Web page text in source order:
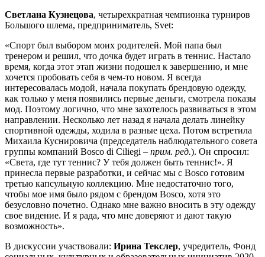
Светлана Кузнецова, четырехкратная чемпионка турниров
Большого шлема, предприниматель, Svet:
«Спорт был выбором моих родителей. Мой папа был
тренером и решил, что дочка будет играть в теннис. Настало
время, когда этот этап жизни подошел к завершению, и мне
хочется пробовать себя в чем-то новом. Я всегда
интересовалась модой, начала покупать брендовую одежду,
как только у меня появились первые деньги, смотрела показы
мод. Поэтому логично, что мне захотелось развиваться в этом
направлении. Несколько лет назад я начала делать линейку
спортивной одежды, ходила в разные цеха. Потом встретила
Михаила Куснировича (председатель наблюдательного совета
группы компаний Bosco di Ciliegi – прим. ред.). Он спросил:
«Света, где тут теннис? У тебя должен быть теннис!». Я
принесла первые разработки, и сейчас мы с Bosco готовим
третью капсульную коллекцию. Мне недостаточно того,
чтобы мое имя было рядом с брендом Bosco, хотя это
безусловно почетно. Однако мне важно вносить в эту одежду
свое видение. И я рада, что мне доверяют и дают такую
возможность».
В дискуссии участвовали: Ирина Текслер, учредитель, Фонд